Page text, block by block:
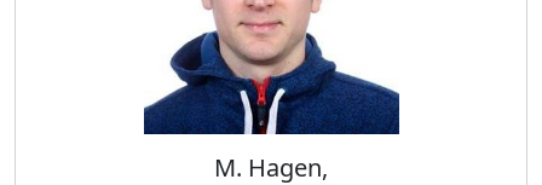
M. Hagen,